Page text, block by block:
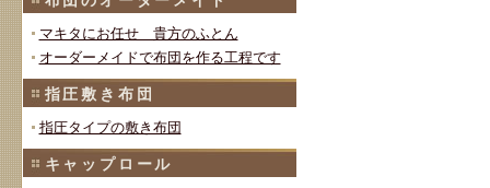
マキタにお任せ 貴方のふとん
オーダーメイドで布団を作る工程です
指圧敷き布団
指圧タイプの敷き布団
キャップロール